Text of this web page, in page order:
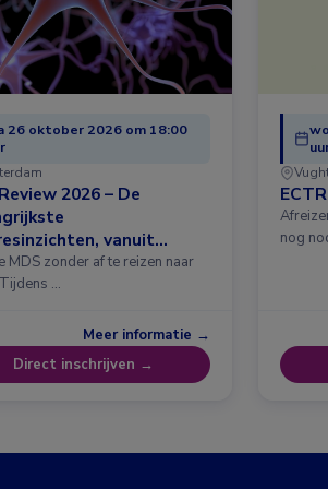
26 oktober 2026 om 18:00
2026 – De
vanuit
MDS zonder af te reizen naar
…
Meer informatie →
Direct inschrijven →
nog